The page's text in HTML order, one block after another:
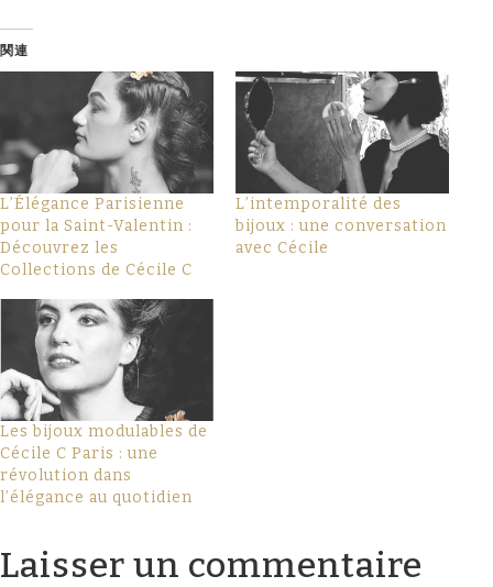
関連
L’Élégance Parisienne
pour la Saint-Valentin :
Découvrez les
Collections de Cécile C​
L’intemporalité des
bijoux : une conversation
avec Cécile
Les bijoux modulables de
Cécile C Paris : une
révolution dans
l’élégance au quotidien
Laisser un commentaire